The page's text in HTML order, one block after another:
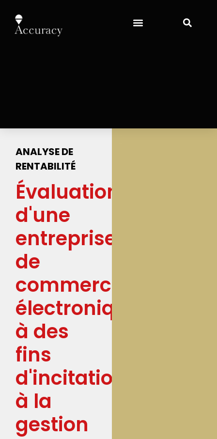
ANALYSE DE
RENTABILITÉ
Évaluation
d'une
entreprise
de
commerce
électronique
à des
fins
d'incitation
à la
gestion